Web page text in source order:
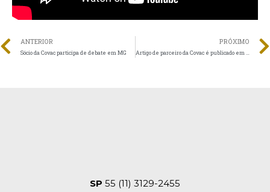
ANTERIOR
Sócio da Covac participa de debate em MG
PRÓXIMO
SP 55 (11) 3129-2455